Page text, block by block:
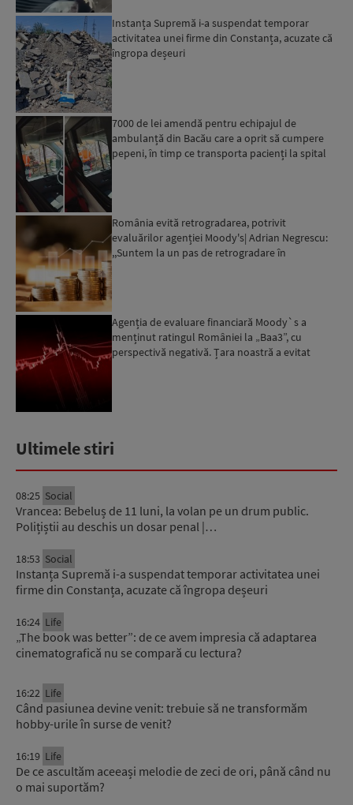
Instanța Supremă i-a suspendat temporar
activitatea unei firme din Constanța, acuzate că
îngropa deșeuri
7000 de lei amendă pentru echipajul de
ambulanță din Bacău care a oprit să cumpere
pepeni, în timp ce transporta pacienți la spital
România evită retrogradarea, potrivit
evaluărilor agenției Moody's| Adrian Negrescu:
,,Suntem la un pas de retrogradare în
Agenția de evaluare financiară Moody`s a
menținut ratingul României la „Baa3”, cu
perspectivă negativă. Țara noastră a evitat
Ultimele stiri
08:25 Social
Vrancea: Bebeluș de 11 luni, la volan pe un drum public.
Polițiștii au deschis un dosar penal |…
18:53 Social
Instanța Supremă i-a suspendat temporar activitatea unei
firme din Constanța, acuzate că îngropa deșeuri
16:24 Life
„The book was better”: de ce avem impresia că adaptarea
cinematografică nu se compară cu lectura?
16:22 Life
Când pasiunea devine venit: trebuie să ne transformăm
hobby-urile în surse de venit?
16:19 Life
De ce ascultăm aceeași melodie de zeci de ori, până când nu
o mai suportăm?